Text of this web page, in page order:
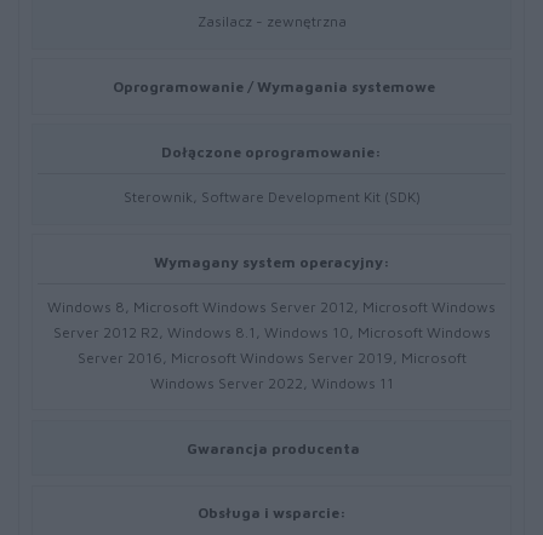
Zasilacz - zewnętrzna
Oprogramowanie / Wymagania systemowe
Dołączone oprogramowanie:
Sterownik, Software Development Kit (SDK)
Wymagany system operacyjny:
Windows 8, Microsoft Windows Server 2012, Microsoft Windows
Server 2012 R2, Windows 8.1, Windows 10, Microsoft Windows
Server 2016, Microsoft Windows Server 2019, Microsoft
Windows Server 2022, Windows 11
Gwarancja producenta
Obsługa i wsparcie: